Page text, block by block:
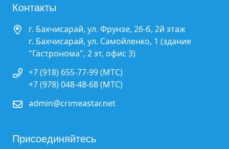
Контакты
г. Бахчисарай, ул. Фрунзе, 26-б, 2й этаж
г. Бахчисарай, ул. Самойленко, 1 (здание
"Гастронома", 2 эт, офис 3)
+7 (918) 655-77-99 (МТС)
+7 (978) 048-48-68 (МТС)
admin@crimeastar.net
Присоединяйтесь